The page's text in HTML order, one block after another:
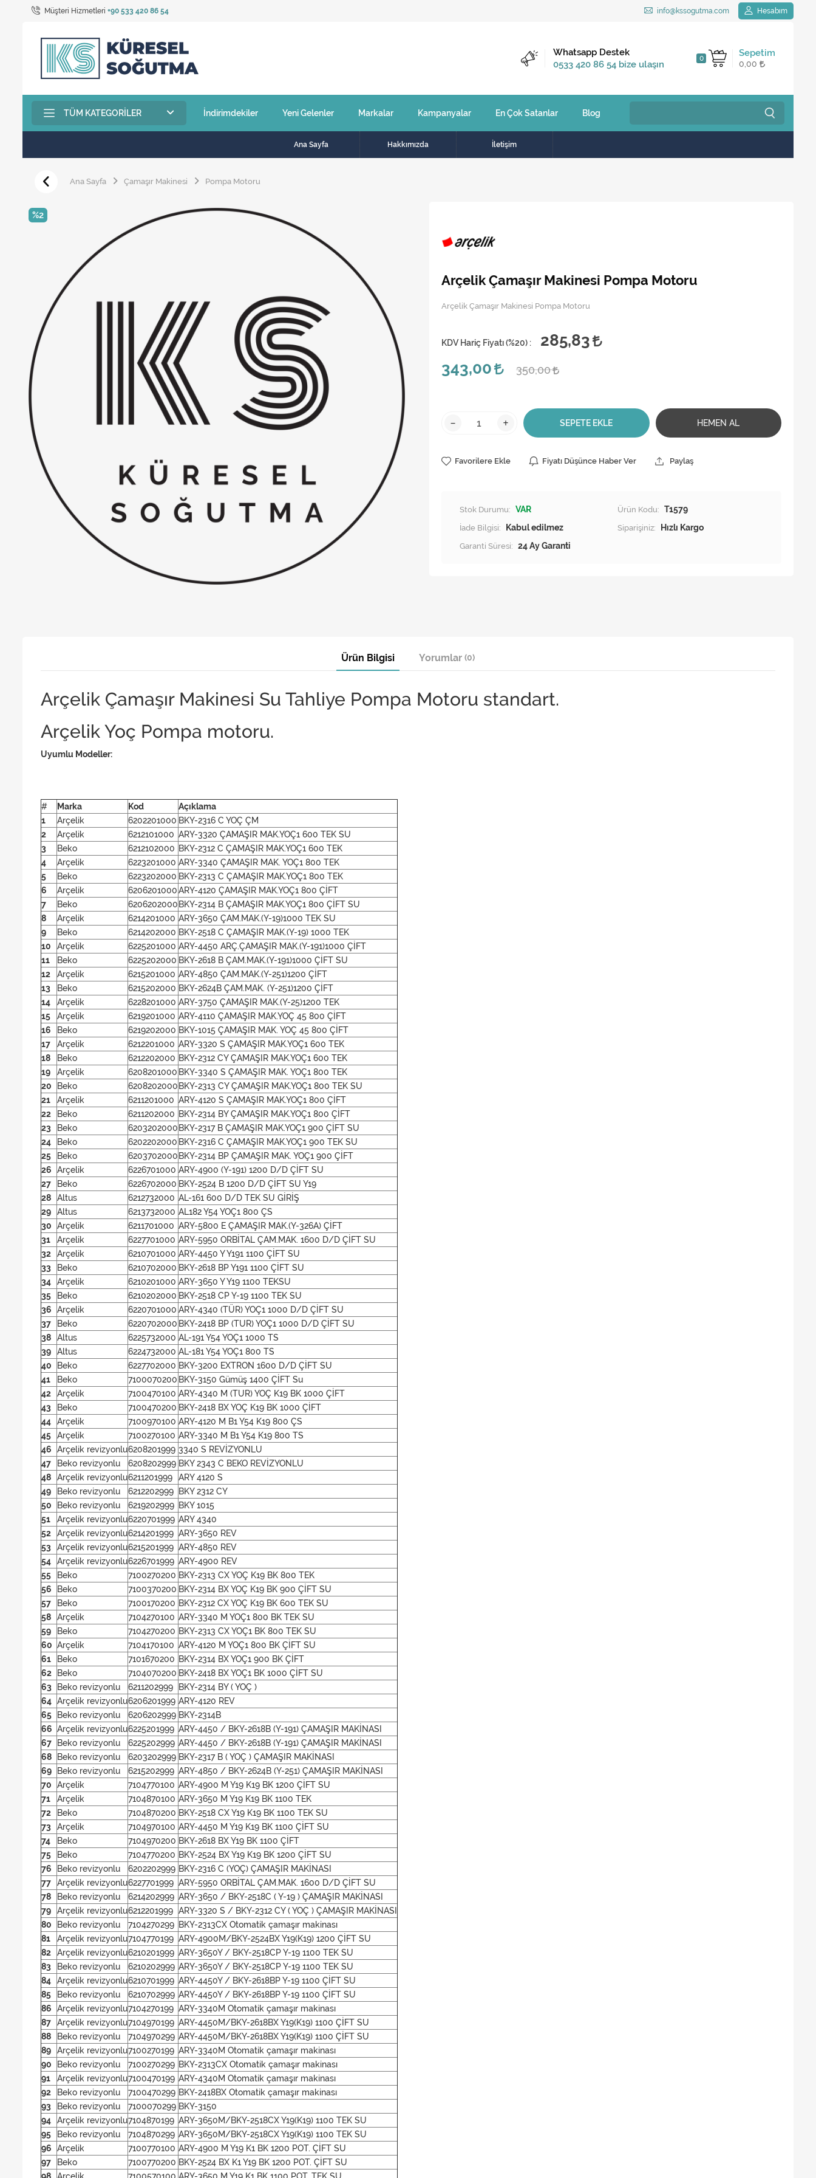
Müşteri Hizmetleri +90 533 420 86 54 info@kssogutma.com Hesabım
Sepetim
0
0,00
Kargo Bedava
2.500 TL ve üzeri
Whatsapp Destek
0533 420 86 54 bize ulaşın
TÜM KATEGORILER İndirimdekiler Yeni Gelenler Markalar Kampanyalar En Çok Satanlar Blog
Ana Sayfa Hakkımızda İletişim
Ana Sayfa Çamaşır Makinesi Pompa Motoru
%2
Arçelik Çamaşır Makinesi Pompa Motoru
Arçelik Çamaşır Makinesi Pompa Motoru
KDV Hariç Fiyatı (%20) :
285,83
343,00
350,00
- + SEPETE EKLE HEMEN AL
Favorilere Ekle Fiyatı Düşünce Haber Ver Paylaş
Stok Durumu: VAR Ürün Kodu: T1579
İade Bilgisi:
Siparişiniz:
Hızlı Kargo
Garanti Süresi: 24 Ay Garanti
Ürün Bilgisi Yorumlar (0)
Arçelik Çamaşır Makinesi Su Tahliye Pompa Motoru standart.
Arçelik Yoç Pompa motoru.
Uyumlu Modeller:
# Marka Kod
Açıklama
1
Arçelik 6202201000 BKY-2316 C YOÇ ÇM
2
Arçelik 6212101000 ARY-3320 ÇAMAŞIR MAK.YOÇ1 600 TEK SU
3
Beko 6212102000 BKY-2312 C ÇAMAŞIR MAK.YOÇ1 600 TEK
4
Arçelik 6223201000 ARY-3340 ÇAMAŞIR MAK. YOÇ1 800 TEK
5
Beko 6223202000 BKY-2313 C ÇAMAŞIR MAK.YOÇ1 800 TEK
6
Arçelik 6206201000ARY-4120 ÇAMAŞIR MAK.YOÇ1 800 ÇİFT
7
Beko 6206202000 BKY-2314 B ÇAMAŞIR MAK.YOÇ1 800 ÇİFT SU
8
Arçelik 6214201000 ARY-3650 ÇAM.MAK.(Y-19)1000 TEK SU
9
Beko 6214202000 BKY-2518 C ÇAMAŞIR MAK.(Y-19) 1000 TEK
10
Arçelik 6225201000 ARY-4450 ARÇ.ÇAMAŞIR MAK.(Y-191)1000 ÇİFT
11
Beko 6225202000 BKY-2618 B ÇAM.MAK.(Y-191)1000 ÇİFT SU
12
Arçelik 6215201000 ARY-4850 ÇAM.MAK.(Y-251)1200 ÇİFT
13
Beko 6215202000 BKY-2624B ÇAM.MAK. (Y-251)1200 ÇİFT
14
Arçelik 6228201000 ARY-3750 ÇAMAŞIR MAK.(Y-25)1200 TEK
15
Arçelik 6219201000 ARY-4110 ÇAMAŞIR MAK.YOÇ 45 800 ÇİFT
16
Beko 6219202000 BKY-1015 ÇAMAŞIR MAK. YOÇ 45 800 ÇİFT
17
Arçelik 6212201000 ARY-3320 S ÇAMAŞIR MAK.YOÇ1 600 TEK
18
Beko 6212202000 BKY-2312 CY ÇAMAŞIR MAK.YOÇ1 600 TEK
19
Arçelik 6208201000 BKY-3340 S ÇAMAŞIR MAK. YOÇ1 800 TEK
20
Beko 6208202000 BKY-2313 CY ÇAMAŞIR MAK.YOÇ1 800 TEK SU
21
Arçelik 6211201000 ARY-4120 S ÇAMAŞIR MAK.YOÇ1 800 ÇİFT
22
Beko 6211202000 BKY-2314 BY ÇAMAŞIR MAK.YOÇ1 800 ÇİFT
23
Beko 6203202000 BKY-2317 B ÇAMAŞIR MAK.YOÇ1 900 ÇİFT SU
24
Beko 6202202000 BKY-2316 C ÇAMAŞIR MAK.YOÇ1 900 TEK SU
25
Beko 6203702000 BKY-2314 BP ÇAMAŞIR MAK. YOÇ1 900 ÇİFT
26
Arçelik 6226701000 ARY-4900 (Y-191) 1200 D/D ÇİFT SU
27
Beko 6226702000 BKY-2524 B 1200 D/D ÇİFT SU Y19
28
Altus 6212732000 AL-161 600 D/D TEK SU GİRİŞ
29
Altus 6213732000 AL182 Y54 YOÇ1 800 ÇS
30
Arçelik 6211701000 ARY-5800 E ÇAMAŞIR MAK.(Y-326A) ÇİFT
31
Arçelik 6227701000 ARY-5950 ORBİTAL ÇAM.MAK. 1600 D/D ÇİFT SU
32
Arçelik 6210701000 ARY-4450 Y Y191 1100 ÇİFT SU
33
Beko 6210702000 BKY-2618 BP Y191 1100 ÇİFT SU
34
Arçelik 6210201000 ARY-3650 Y Y19 1100 TEKSU
35
Beko 6210202000 BKY-2518 CP Y-19 1100 TEK SU
36
Arçelik 6220701000 ARY-4340 (TÜR) YOÇ1 1000 D/D ÇİFT SU
37
Beko 6220702000 BKY-2418 BP (TUR) YOÇ1 1000 D/D ÇİFT SU
38
Altus 6225732000 AL-191 Y54 YOÇ1 1000 TS
39
Altus 6224732000 AL-181 Y54 YOÇ1 800 TS
40
Beko 6227702000 BKY-3200 EXTRON 1600 D/D ÇİFT SU
41
Beko 7100070200 BKY-3150 Gümüş 1400 ÇİFT Su
42
Arçelik 7100470100 ARY-4340 M (TUR) YOÇ K19 BK 1000 ÇİFT
43
Beko 7100470200 BKY-2418 BX YOÇ K19 BK 1000 ÇİFT
44
Arçelik 7100970100 ARY-4120 M B1 Y54 K19 800 ÇS
45
Arçelik 7100270100 ARY-3340 M B1 Y54 K19 800 TS
46
Arçelik revizyonlu6208201999 3340 S REVİZYONLU
47
Beko revizyonlu 6208202999 BKY 2343 C BEKO REVİZYONLU
48
Arçelik revizyonlu6211201999
ARY 4120 S
49
Beko revizyonlu 6212202999
BKY 2312 CY
50
Beko revizyonlu 6219202999 BKY 1015
51
Arçelik revizyonlu6220701999 ARY 4340
52
Arçelik revizyonlu6214201999 ARY-3650 REV
53
Arçelik revizyonlu6215201999 ARY-4850 REV
54
Arçelik revizyonlu6226701999 ARY-4900 REV
55
Beko 7100270200 BKY-2313 CX YOÇ K19 BK 800 TEK
56
Beko 7100370200 BKY-2314 BX YOÇ K19 BK 900 ÇİFT SU
57
Beko 7100170200 BKY-2312 CX YOÇ K19 BK 600 TEK SU
58
Arçelik 7104270100 ARY-3340 M YOÇ1 800 BK TEK SU
59
Beko 7104270200 BKY-2313 CX YOÇ1 BK 800 TEK SU
60 Arçelik 7104170100 ARY-4120 M YOÇ1 800 BK ÇİFT SU
61
Beko 7101670200 BKY-2314 BX YOÇ1 900 BK ÇİFT
62
Beko 7104070200 BKY-2418 BX YOÇ1 BK 1000 ÇİFT SU
63
Beko revizyonlu 6211202999
BKY-2314 BY ( YOÇ )
64 Arçelik revizyonlu6206201999 ARY-4120 REV
65
Beko revizyonlu 6206202999 BKY-2314B
66 Arçelik revizyonlu6225201999 ARY-4450 / BKY-2618B (Y-191) ÇAMAŞIR MAKİNASI
67
Beko revizyonlu 6225202999 ARY-4450 / BKY-2618B (Y-191) ÇAMAŞIR MAKİNASI
68
Beko revizyonlu 6203202999 BKY-2317 B ( YOÇ ) ÇAMAŞIR MAKİNASI
69
Beko revizyonlu 6215202999 ARY-4850 / BKY-2624B (Y-251) ÇAMAŞIR MAKİNASI
70
Arçelik 7104770100 ARY-4900 M Y19 K19 BK 1200 ÇİFT SU
71
Arçelik 7104870100 ARY-3650 M Y19 K19 BK 1100 TEK
72
Beko 7104870200 BKY-2518 CX Y19 K19 BK 1100 TEK SU
73
Arçelik 7104970100 ARY-4450 M Y19 K19 BK 1100 ÇİFT SU
74
Beko 7104970200 BKY-2618 BX Y19 BK 1100 ÇİFT
75
Beko 7104770200 BKY-2524 BX Y19 K19 BK 1200 ÇİFT SU
76
Beko revizyonlu 6202202999 BKY-2316 C (YOÇ) ÇAMAŞIR MAKİNASI
77
Arçelik revizyonlu6227701999 ARY-5950 ORBİTAL ÇAM.MAK. 1600 D/D ÇİFT SU
78
Beko revizyonlu 6214202999 ARY-3650 / BKY-2518C ( Y-19 ) ÇAMAŞIR MAKİNASI
79
Arçelik revizyonlu6212201999 ARY-3320 S / BKY-2312 CY ( YOÇ ) ÇAMAŞIR MAKİNASI
80
Beko revizyonlu 7104270299 BKY-2313CX Otomatik çamaşır makinası
81
Arçelik revizyonlu7104770199 ARY-4900M/BKY-2524BX Y19(K19) 1200 ÇİFT SU
82
Arçelik revizyonlu6210201999 ARY-3650Y / BKY-2518CP Y-19 1100 TEK SU
83
Beko revizyonlu 6210202999 ARY-3650Y / BKY-2518CP Y-19 1100 TEK SU
84
Arçelik revizyonlu6210701999 ARY-4450Y / BKY-2618BP Y-19 1100 ÇİFT SU
85
Beko revizyonlu 6210702999 ARY-4450Y / BKY-2618BP Y-19 1100 ÇİFT SU
86
Arçelik revizyonlu7104270199 ARY-3340M Otomatik çamaşır makinası
87
Arçelik revizyonlu7104970199 ARY-4450M/BKY-2618BX Y19(K19) 1100 ÇİFT SU
88
Beko revizyonlu 7104970299 ARY-4450M/BKY-2618BX Y19(K19) 1100 ÇİFT SU
89
Arçelik revizyonlu7100270199 ARY-3340M Otomatik çamaşır makinası
90
Beko revizyonlu 7100270299 BKY-2313CX Otomatik çamaşır makinası
91
Arçelik revizyonlu7100470199 ARY-4340M Otomatik çamaşır makinası
92
Beko revizyonlu 7100470299 BKY-2418BX Otomatik çamaşır makinası
93
Beko revizyonlu 7100070299 BKY-3150
94
Arçelik revizyonlu7104870199 ARY-3650M/BKY-2518CX Y19(K19) 1100 TEK SU
95
Beko revizyonlu 7104870299 ARY-3650M/BKY-2518CX Y19(K19) 1100 TEK SU
96
Arçelik 7100770100 ARY-4900 M Y19 K1 BK 1200 POT. ÇİFT SU
97
Beko 7100770200 BKY-2524 BX K1 Y19 BK 1200 POT. ÇİFT SU